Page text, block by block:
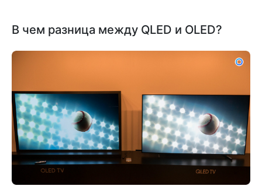
В чем разница между QLED и OLED?